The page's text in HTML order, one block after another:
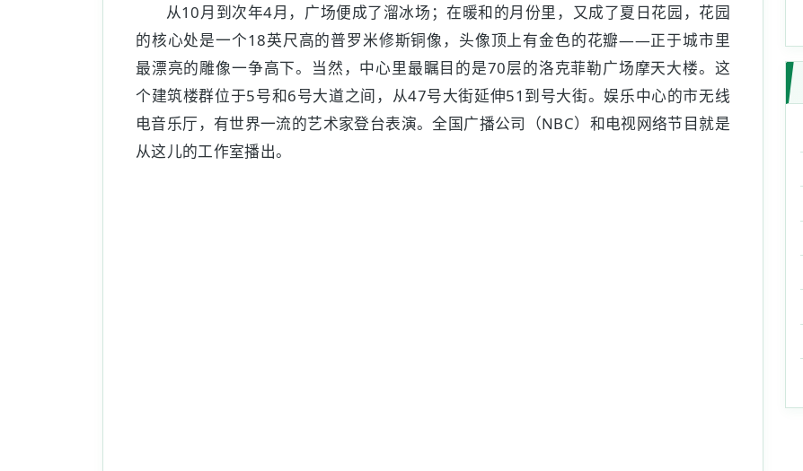
从10月到次年4月，广场便成了溜冰场；在暖和的月份里，又成了夏日花园，花园
的核心处是一个18英尺高的普罗米修斯铜像，头像顶上有金色的花瓣——正于城市里
最漂亮的雕像一争高下。当然，中心里最瞩目的是70层的洛克菲勒广场摩天大楼。这
个建筑楼群位于5号和6号大道之间，从47号大街延伸51到号大街。娱乐中心的市无线
电音乐厅，有世界一流的艺术家登台表演。全国广播公司（NBC）和电视网络节目就是
从这儿的工作室播出。